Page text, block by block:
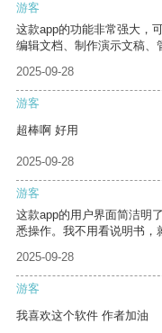
游客
这款app的功能非常强大，
编辑文档、制作演示文稿、
2025-09-28
游客
超棒啊 好用
2025-09-28
游客
这款app的用户界面简洁明
悉操作。我不用看说明书，
2025-09-28
游客
我喜欢这个软件 作者加油